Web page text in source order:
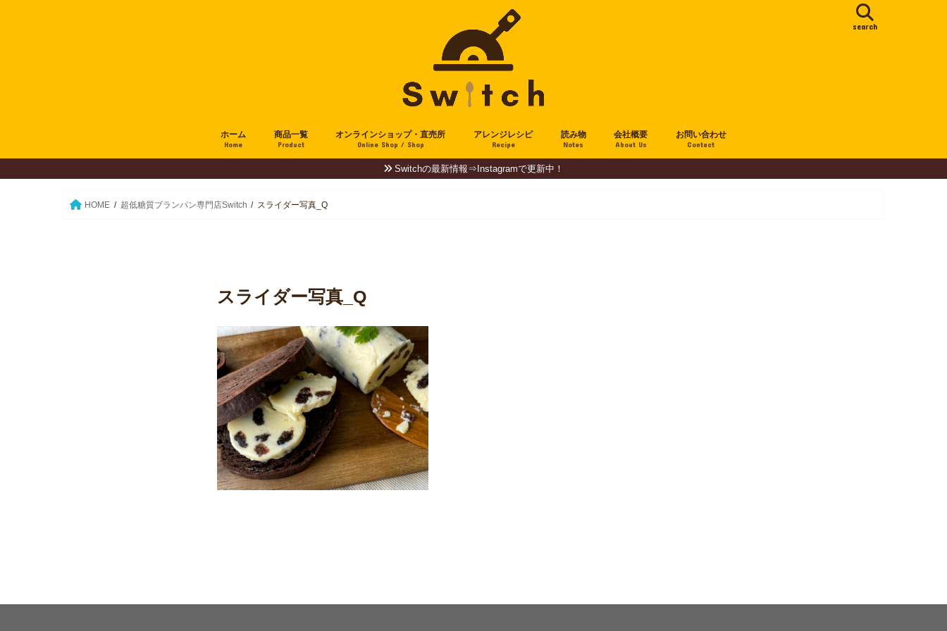
search
ホーム
Home
商品一覧
Product
オンラインショップ・直売所
Online Shop / Shop
アレンジレシピ
Recipe
読み物
Notes
会社概要
About Us
お問い合わせ
Contact
Switchの最新情報⇒Instagramで更新中！
HOME 超低糖質ブランパン専門店Switch スライダー写真_Q
スライダー写真_Q